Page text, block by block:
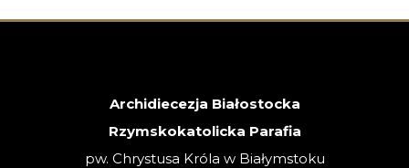
ZWYKŁA
Archidiecezja Białostocka
Rzymskokatolicka Parafia
pw. Chrystusa Króla w Białymstoku